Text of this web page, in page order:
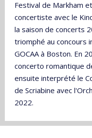
Festival de Markham
concertiste avec le
la saison de concerts
triomphé au concours
GOCAA à Boston. En
concerto romantique
ensuite interprété le
de Scriabine avec
2022.